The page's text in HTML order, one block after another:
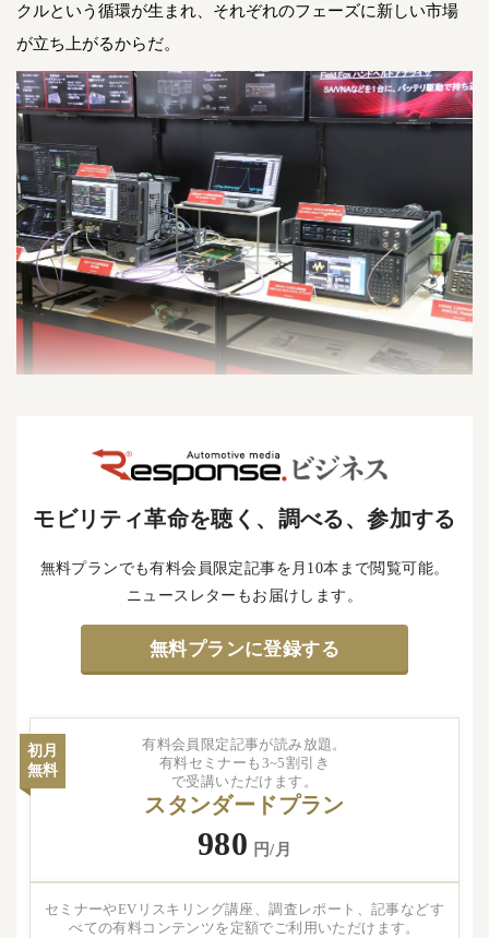
クルという循環が生まれ、それぞれのフェーズに新しい市場
が立ち上がるからだ。
モビリティ革命を聴く、調べる、参加する
無料プランでも有料会員限定記事を月10本まで閲覧可能。
ニュースレターもお届けします。
無料プランに登録する
有料会員限定記事が読み放題。
有料セミナーも3~5割引き
で受講いただけます。
初月
無料
スタンダードプラン
980 円/月
セミナーやEVリスキリング講座、調査レポート、記事などす
べての有料コンテンツを定額でご利用いただけます。